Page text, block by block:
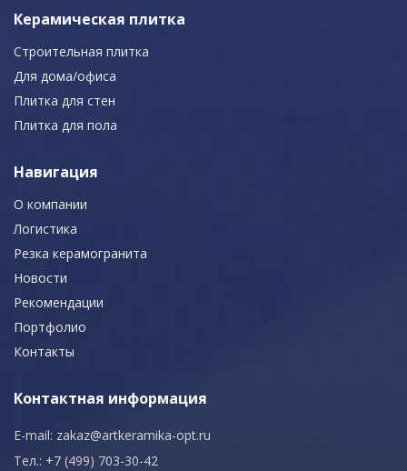
Керамическая плитка
Строительная плитка
Для дома/офиса
Плитка для стен
Плитка для пола
Навигация
О компании
Логистика
Резка керамогранита
Новости
Рекомендации
Портфолио
Контакты
Контактная информация
E-mail: zakaz@artkeramika-opt.ru
Тел.: +7 (499) 703-30-42